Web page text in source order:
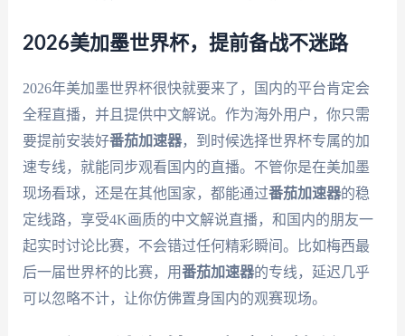
2026美加墨世界杯，提前备战不迷路
2026年美加墨世界杯很快就要来了，国内的平台肯定会
全程直播，并且提供中文解说。作为海外用户，你只需
要提前安装好番茄加速器，到时候选择世界杯专属的加
速专线，就能同步观看国内的直播。不管你是在美加墨
现场看球，还是在其他国家，都能通过番茄加速器的稳
定线路，享受4K画质的中文解说直播，和国内的朋友一
起实时讨论比赛，不会错过任何精彩瞬间。比如梅西最
后一届世界杯的比赛，用番茄加速器的专线，延迟几乎
可以忽略不计，让你仿佛置身国内的观赛现场。